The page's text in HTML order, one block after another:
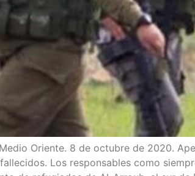
Orien­te. 8 de octu­bre de 2020.
Los res­pon­sa­bles como